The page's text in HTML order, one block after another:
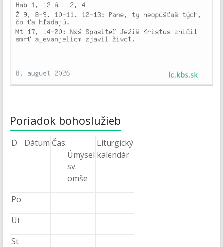
Poriadok bohoslužieb
D Dátum Čas
Úmysel
sv.
omše
Liturgický
kalendár
Po
Ut
St